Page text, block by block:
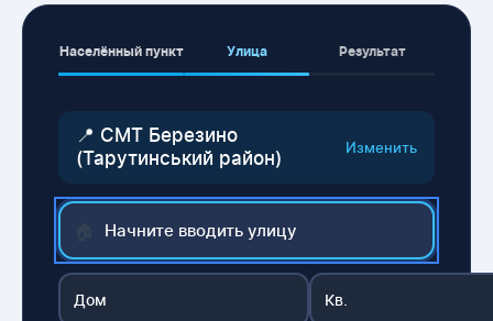
Населённый пункт Улица Результат
📍 СМТ Березино
(Тарутинський район)
Изменить